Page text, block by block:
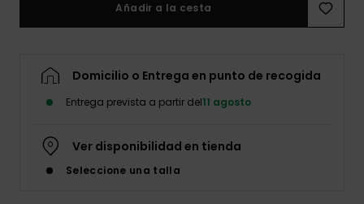
Añadir a la cesta
Domicilio o Entrega en punto de recogida
Entrega prevista a partir del11 agosto
Ver disponibilidad en tienda
Seleccione una talla